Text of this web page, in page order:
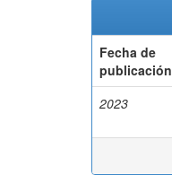
Fecha de
publicación
2023